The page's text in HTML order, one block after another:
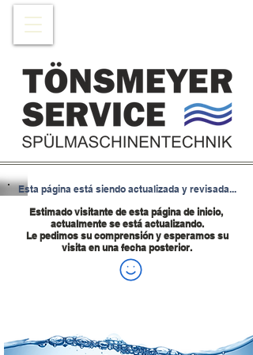
Esta página está siendo actualizada y revisada...
Estimado visitante de esta página de inicio,
actualmente se está actualizando.
Le pedimos su comprensión y esperamos su
visita en una fecha posterior.